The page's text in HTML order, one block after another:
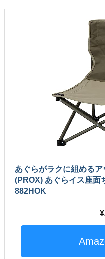
あぐらがラクに組める
(PROX) あぐらイス座面
882HOK